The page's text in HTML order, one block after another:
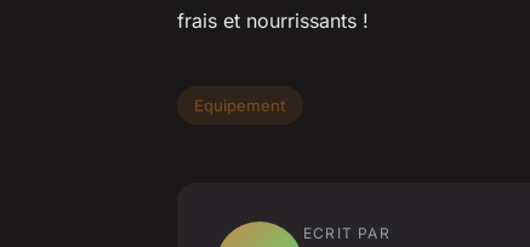
frais et nourrissants !
Equipement
ECRIT PAR